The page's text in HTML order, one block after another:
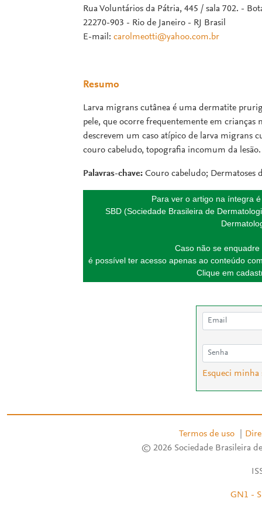
Rua Voluntários da Pátria, 445 / sala 702. -
22270-903 - Rio de Janeiro - RJ Brasil
E-mail: carolmeotti@yahoo.com.br
Resumo
Larva migrans cutânea é uma dermatite
pele, que ocorre frequentemente em crianças
descrevem um caso atípico de larva migrans
couro cabeludo, topografia incomum da lesão.
Palavras-chave: Couro cabeludo; Dermatoses
Para ver o artigo na íntegra
SBD (Sociedade Brasileira de
Caso não se
é possível ter acesso apenas ao conteúdo
Clique em
Esqueci minha
Termos de uso
© 2026 Sociedade Brasileira
GN1 -